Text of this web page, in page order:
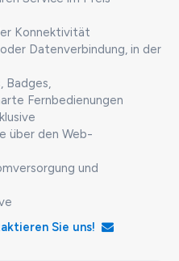
Konnektivität
Datenverbindung, in der
Badges,
Fernbedienungen
über den Web-
und
Sie uns!